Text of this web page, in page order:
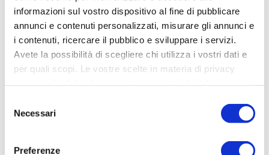
informazioni sul vostro dispositivo al fine di pubblicare
annunci e contenuti personalizzati, misurare gli annunci e
i contenuti, ricercare il pubblico e sviluppare i servizi.
Avete la possibilità di scegliere chi utilizza i vostri dati e
per quali scopi. Le vostre scelte in materia di privacy
revocare il proprio consenso in qualsiasi momento dalla
Dichiarazione sui cookie o facendo clic sull'icona di
delNecessari
Preferenze
corridore così forte deve essere uno stimolo e un
insegnamento. Se però il direttore sportivo trova il
Magagnotti di turno e dice agli altri ragazzi, che
hanno 16 anni, che c’è da tirare per lui, allora quella
squadra non va lontano.